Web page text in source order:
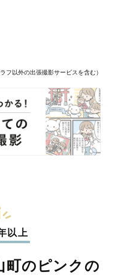
フ以外の出張撮影サービスを含む）
以上
町のピンクの